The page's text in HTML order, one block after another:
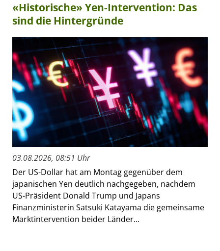
«Historische» Yen-Intervention: Das
sind die Hintergründe
03.08.2026, 08:51 Uhr
Der US-Dollar hat am Montag gegenüber dem
japanischen Yen deutlich nachgegeben, nachdem
US-Präsident Donald Trump und Japans
Finanzministerin Satsuki Katayama die gemeinsame
Marktintervention beider Länder...